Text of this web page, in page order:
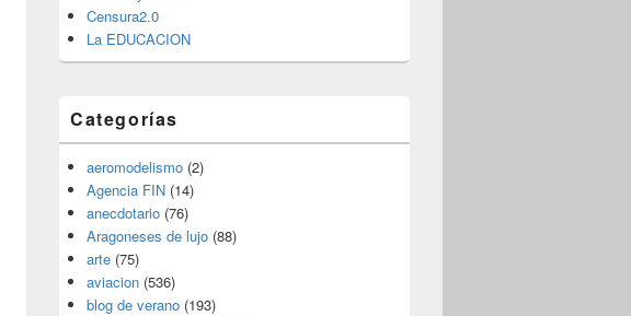
Censura2.0
La EDUCACION
Categorías
aeromodelismo (2)
Agencia FIN (14)
anecdotario (76)
Aragoneses de lujo (88)
arte (75)
aviacion (536)
blog de verano (193)